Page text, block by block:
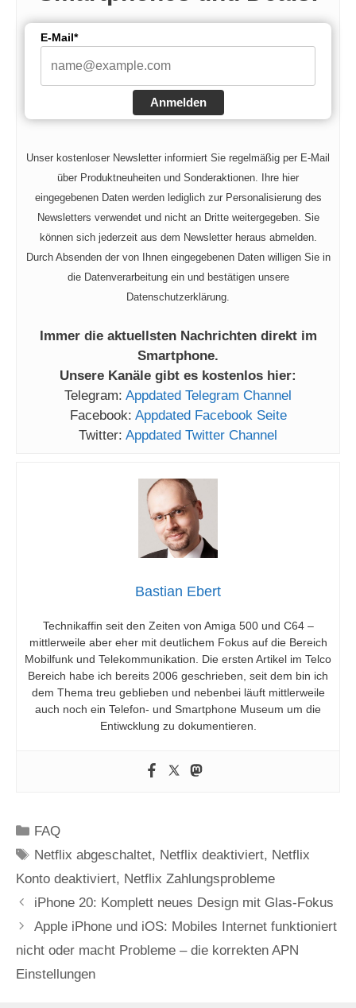
E-Mail*
Anmelden
Unser kostenloser Newsletter informiert Sie regelmäßig per E-Mail
über Produktneuheiten und Sonderaktionen. Ihre hier
eingegebenen Daten werden lediglich zur Personalisierung des
Newsletters verwendet und nicht an Dritte weitergegeben. Sie
können sich jederzeit aus dem Newsletter heraus abmelden.
Durch Absenden der von Ihnen eingegebenen Daten willigen Sie in
die Datenverarbeitung ein und bestätigen unsere
Datenschutzerklärung.
Immer die aktuellsten Nachrichten direkt im
Smartphone.
Unsere Kanäle gibt es kostenlos hier:
Telegram: Appdated Telegram Channel
Facebook: Appdated Facebook Seite
Twitter: Appdated Twitter Channel
Bastian Ebert
Technikaffin seit den Zeiten von Amiga 500 und C64 –
mittlerweile aber eher mit deutlichem Fokus auf die Bereich
Mobilfunk und Telekommunikation. Die ersten Artikel im Telco
Bereich habe ich bereits 2006 geschrieben, seit dem bin ich
dem Thema treu geblieben und nebenbei läuft mittlerweile
auch noch ein Telefon- und Smartphone Museum um die
Entiwcklung zu dokumentieren.
Kategorien
FAQ
Schlagwörter
Netflix abgeschaltet, Netflix deaktiviert, Netflix
Konto deaktiviert, Netflix Zahlungsprobleme
iPhone 20: Komplett neues Design mit Glas-Fokus
Apple iPhone und iOS: Mobiles Internet funktioniert
nicht oder macht Probleme – die korrekten APN
Einstellungen